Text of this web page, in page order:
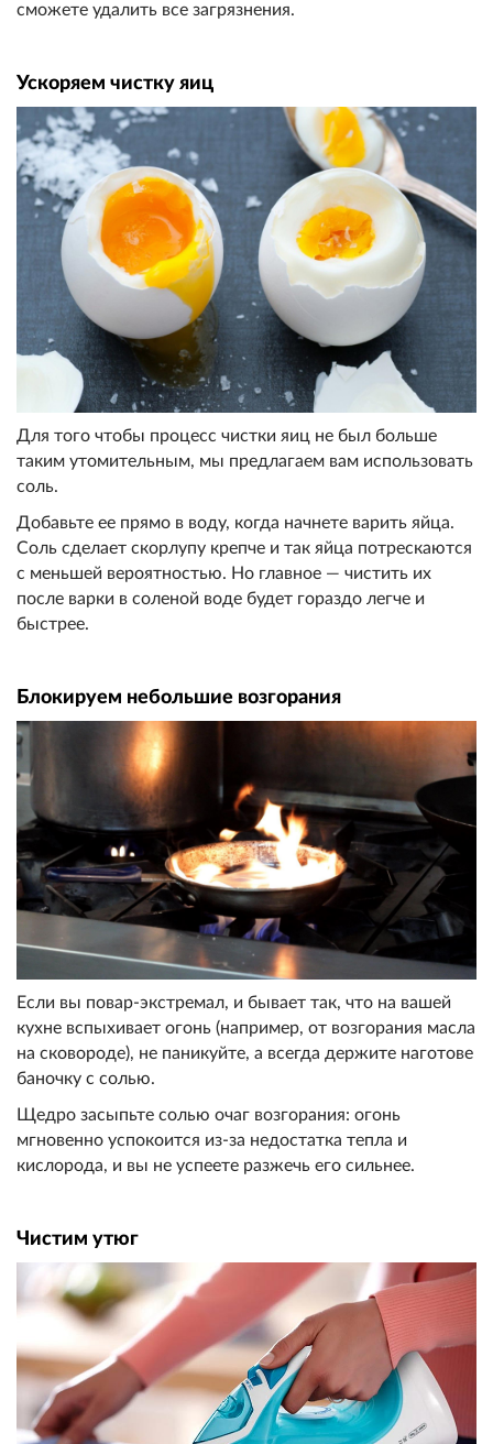
сможете удалить все загрязнения.
Ускоряем чистку яиц
Для того чтобы процесс чистки яиц не был больше
таким утомительным, мы предлагаем вам использовать
соль.
Добавьте ее прямо в воду, когда начнете варить яйца.
Соль сделает скорлупу крепче и так яйца потрескаются
с меньшей вероятностью. Но главное — чистить их
после варки в соленой воде будет гораздо легче и
быстрее.
Блокируем небольшие возгорания
Если вы повар-экстремал, и бывает так, что на вашей
кухне вспыхивает огонь (например, от возгорания масла
на сковороде), не паникуйте, а всегда держите наготове
баночку с солью.
Щедро засыпьте солью очаг возгорания: огонь
мгновенно успокоится из-за недостатка тепла и
кислорода, и вы не успеете разжечь его сильнее.
Чистим утюг